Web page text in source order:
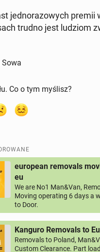
jed­no­ra­zo­wych premii
trudno jest ludziom
Co o tym myślisz?
european removals
eu
We are No1 Man&Van,
Moving operating 6 days a
to Door.
Kanguro Removals to
Removals to Poland,
Custom Clearance. Part